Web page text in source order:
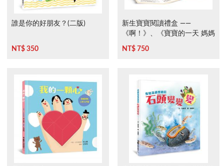
誰是你的好朋友？(二版)
NT$ 350
新生寶寶閱讀禮盒 ——
《啊！》、《寶寶的一天 媽媽
的一天》
NT$ 750